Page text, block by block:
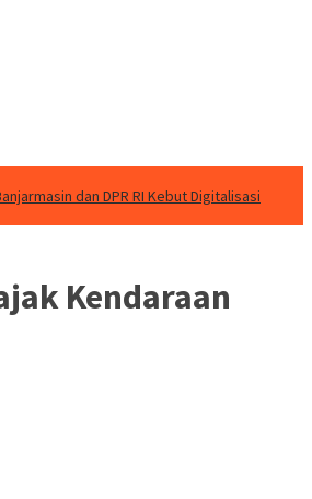
dan DPR RI Kebut Digitalisasi
Kendaraan